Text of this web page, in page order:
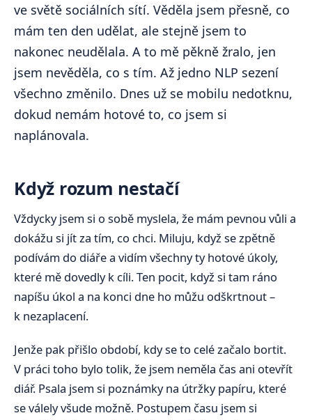
ve světě sociálních sítí. Věděla jsem přesně, co
mám ten den udělat, ale stejně jsem to
nakonec neudělala. A to mě pěkně žralo, jen
jsem nevěděla, co s tím. Až jedno NLP sezení
všechno změnilo. Dnes už se mobilu nedotknu,
dokud nemám hotové to, co jsem si
naplánovala.
Když rozum nestačí
Vždycky jsem si o sobě myslela, že mám pevnou vůli a
dokážu si jít za tím, co chci. Miluju, když se zpětně
podívám do diáře a vidím všechny ty hotové úkoly,
které mě dovedly k cíli. Ten pocit, když si tam ráno
napíšu úkol a na konci dne ho můžu odškrtnout –
k nezaplacení.
Jenže pak přišlo období, kdy se to celé začalo bortit.
V práci toho bylo tolik, že jsem neměla čas ani otevřít
diář. Psala jsem si poznámky na útržky papíru, které
se válely všude možně. Postupem času jsem si